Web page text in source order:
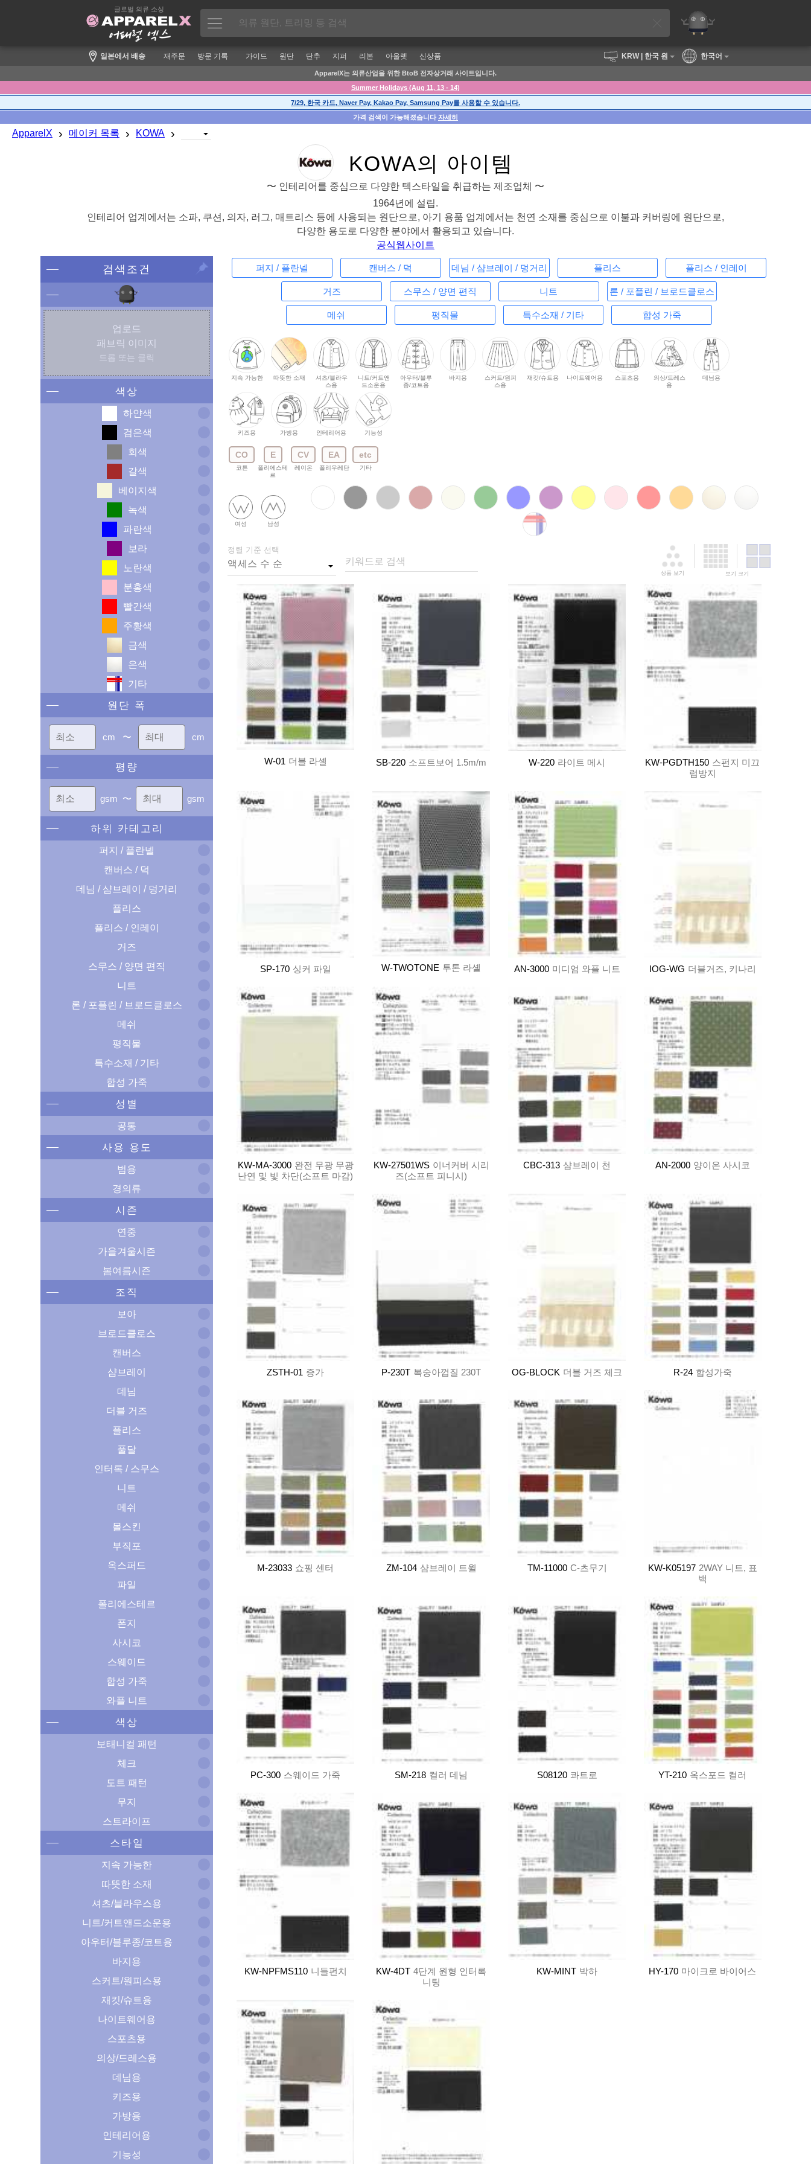
글로벌 의류 소싱
일본에서 배송 재주문 방문 기록 가이드 원단 단추 지퍼 리본 아울렛 신상품 KRW| 한국 원 한국어
ApparelX는 의류산업을 위한 BtoB 전자상거래 사이트입니다.
Summer Holidays (Aug 11, 13 - 14)
7/29, 한국 카드, Naver Pay, Kakao Pay, Samsung Pay를 사용할 수 있습니다.
가격 검색이 가능해졌습니다 자세히
ApparelX › 메이커 목록 › KOWA ›
KOWA의 아이템
〜 인테리어를 중심으로 다양한 텍스타일을 취급하는 제조업체 〜
1964년에 설립.
인테리어 업계에서는 소파, 쿠션, 의자, 러그, 매트리스 등에 사용되는 원단으로, 아기 용품 업계에서는 천연 소재를 중심으로 이불과 커버링에 원단으로,
다양한 용도로 다양한 분야에서 활용되고 있습니다.
공식웹사이트
검색조건
업로드
패브릭 이미지
드롭 또는 클릭
색상
하얀색
검은색
회색
갈색
베이지색
녹색
파란색
보라
노란색
분홍색
빨간색
주황색
금색
은색
기타
원단 폭
cm 〜 cm
평량
gsm 〜 gsm
하위 카테고리
퍼지 / 플란넬
캔버스 / 덕
데님 / 샴브레이 / 덩거리
플리스
플리스 / 인레이
거즈
스무스 / 양면 편직
니트
론 / 포플린 / 브로드클로스
메쉬
평직물
특수소재 / 기타
합성 가죽
성별
공통
사용 용도
범용
경의류
시즌
연중
가을겨울시즌
봄여름시즌
조직
보아
브로드클로스
캔버스
샴브레이
데님
더블 거즈
플리스
풀달
인터록 / 스무스
니트
메쉬
몰스킨
부직포
옥스퍼드
파일
폴리에스테르
폰지
사시코
스웨이드
합성 가죽
와플 니트
색상
보태니컬 패턴
체크
도트 패턴
무지
스트라이프
스타일
지속 가능한
따뜻한 소재
셔츠/블라우스용
니트/커트앤드소운용
아우터/블루종/코트용
바지용
스커트/원피스용
재킷/슈트용
나이트웨어용
스포츠용
의상/드레스용
데님용
키즈용
가방용
인테리어용
기능성
퍼지 / 플란넬 캔버스 / 덕 데님 / 샴브레이 / 덩거리 플리스 플리스 / 인레이
거즈 스무스 / 양면 편직 니트 론 / 포플린 / 브로드클로스
메쉬 평직물 특수소재 / 기타 합성 가죽
지속 가능한 따뜻한 소재
셔츠/블라우
스용
니트/커트앤
드소운용
아우터/블루
종/코트용
바지용
스커트/원피
스용
재킷/슈트용 나이트웨어용 스포츠용
의상/드레스
용
데님용
키즈용 가방용 인테리어용 기능성
CO
코튼
E
폴리에스테
르
CV
레이온
EA
폴리우레탄
etc
기타
여성 남성
정렬 기준 선택
키워드로 검색
상품 보기 보기 크기
W-01 더블 라셸 SB-220 소프트보어 1.5m/m W-220 라이트 메시 KW-PGDTH150 스펀지 미끄
럼방지
SP-170 싱커 파일 W-TWOTONE 투톤 라셸 AN-3000 미디엄 와플 니트 IOG-WG 더블거즈, 키나리
KW-MA-3000 완전 무광 무광
난연 및 빛 차단(소프트 마감)
KW-27501WS 이너커버 시리
즈(소프트 피니시)
CBC-313 샴브레이 천 AN-2000 양이온 사시코
ZSTH-01 증가 P-230T 복숭아껍질 230T OG-BLOCK 더블 거즈 체크 R-24 합성가죽
M-23033 쇼핑 센터 ZM-104 샴브레이 트윌 TM-11000 C-츠무기 KW-K05197 2WAY 니트, 표
백
PC-300 스웨이드 가죽 SM-218 컬러 데님 S08120 콰트로 YT-210 옥스포드 컬러
KW-NPFMS110 니들펀치 KW-4DT 4단계 원형 인터록
니팅
KW-MINT 박하 HY-170 마이크로 바이어스